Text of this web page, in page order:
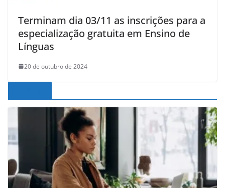
Terminam dia 03/11 as inscrições para a
especialização gratuita em Ensino de
Línguas
20 de outubro de 2024